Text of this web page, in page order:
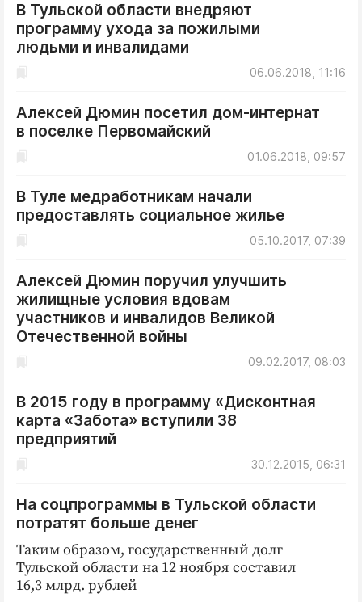
В Тульской области внедряют
программу ухода за пожилыми
людьми и инвалидами
06.06.2018, 11:16
Алексей Дюмин посетил дом-интернат
в поселке Первомайский
01.06.2018, 09:57
В Туле медработникам начали
предоставлять социальное жилье
05.10.2017, 07:39
Алексей Дюмин поручил улучшить
жилищные условия вдовам
участников и инвалидов Великой
Отечественной войны
09.02.2017, 08:03
В 2015 году в программу «Дисконтная
карта «Забота» вступили 38
предприятий
30.12.2015, 06:31
На соцпрограммы в Тульской области
потратят больше денег
Таким образом, государственный долг
Тульской области на 12 ноября составил
16,3 млрд. рублей